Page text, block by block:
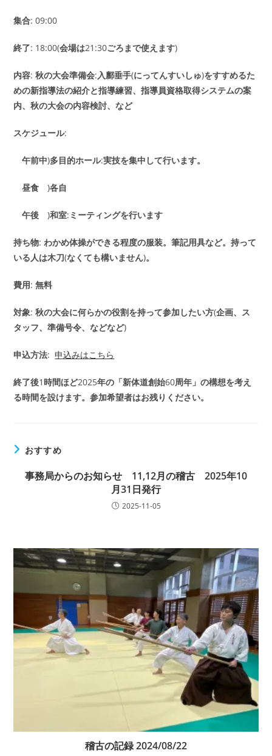
集合: 09:00
終了: 18:00(会場は21:30ごろまで使えます)
内容:秋の大会準備会:入鄽垂手(にってんすいしゅ)をすすめるた
めの新指導法の紹介と指導練習、指導員資格取得システムの案
内、秋の大会の内容検討、など
スケジュール:
午前中)多目的ホール:実技を集中して行います。
昼食)各自
午後)和室: ミーティングを行います
持ち物:わかめ体操ができる程度の服装。筆記用具など。持って
いる人は木刀(なくても構いません)。
費用:無料
対象:秋の大会に何らかの役割を持って参加したい方(企画、ス
タッフ、準備号令、などなど)
申込方法:申込みはこちら
終了後1時間ほど2025年の「新体道創始60周年」の構想を考え
る時間を設けます。参加希望者はお残りください。
おすすめ
事務局からのお知らせ 11,12月の稽古 2025年10
月31日発行
2025-11-05
稽古の記録 2024/08/22